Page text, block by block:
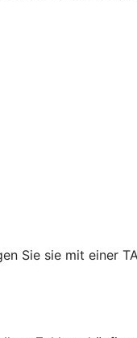
Sie sie mit einer